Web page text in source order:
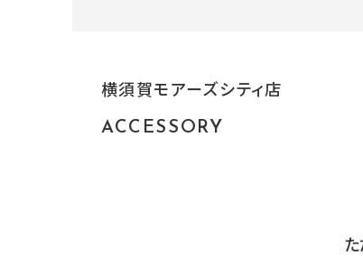
横須賀モアーズシティ店
ACCESSORY